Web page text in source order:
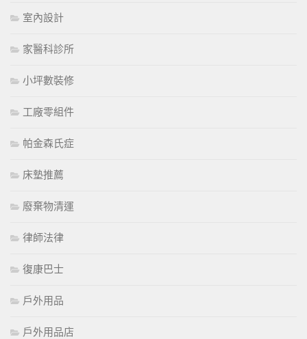
室內設計
家醫科診所
小坪數裝修
工廠零組件
帕金森氏症
床墊推薦
廢棄物清運
律師法律
復康巴士
戶外用品
戶外用品店